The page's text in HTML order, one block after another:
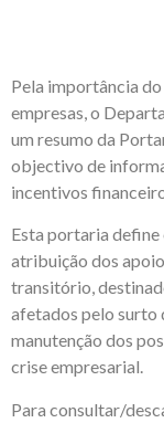
Pela importância do
empresas, o
um resumo da
objectivo de
incentivos
Esta portaria define
atribuição dos
transitório,
afetados pelo surto
manutenção dos
crise empresarial.
Para consultar/